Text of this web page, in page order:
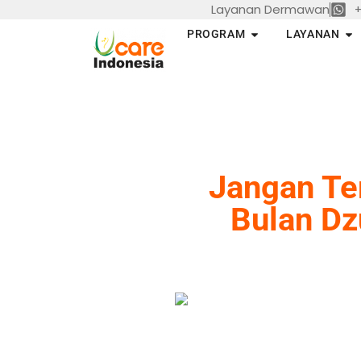
Layanan Dermawan
PROGRAM Open PROGRAM
LAYANAN
Jangan
Bulan